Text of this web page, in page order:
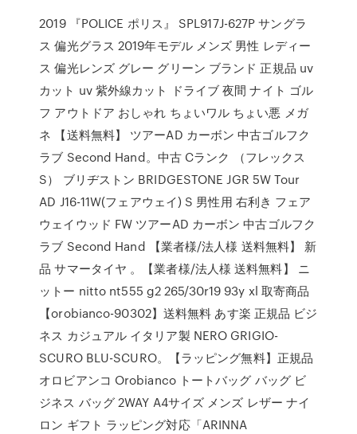
2019 『POLICE ポリス』 SPL917J-627P サングラ
ス 偏光グラス 2019年モデル メンズ 男性 レディー
ス 偏光レンズ グレー グリーン ブランド 正規品 uv
カット uv 紫外線カット ドライブ 夜間 ナイト ゴル
フ アウトドア おしゃれ ちょいワル ちょい悪 メガ
ネ 【送料無料】 ツアーAD カーボン 中古ゴルフク
ラブ Second Hand。中古 Cランク （フレックス
S） ブリヂストン BRIDGESTONE JGR 5W Tour
AD J16-11W(フェアウェイ) S 男性用 右利き フェア
ウェイウッド FW ツアーAD カーボン 中古ゴルフク
ラブ Second Hand 【業者様/法人様 送料無料】 新
品 サマータイヤ 。【業者様/法人様 送料無料】 ニ
ットー nitto nt555 g2 265/30r19 93y xl 取寄商品
【orobianco-90302】送料無料 あす楽 正規品 ビジ
ネス カジュアル イタリア製 NERO GRIGIO-
SCURO BLU-SCURO。【ラッピング無料】正規品
オロビアンコ Orobianco トートバッグ バッグ ビ
ジネス バッグ 2WAY A4サイズ メンズ レザー ナイ
ロン ギフト ラッピング対応「ARINNA